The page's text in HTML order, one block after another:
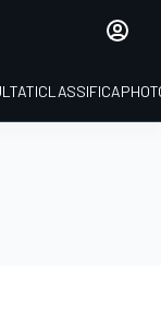
CLASSIFICA